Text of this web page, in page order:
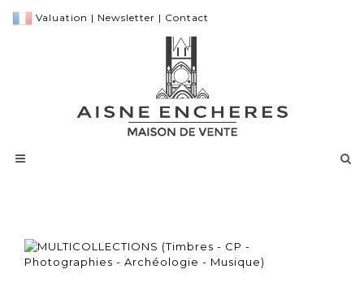
Valuation | Newsletter | Contact